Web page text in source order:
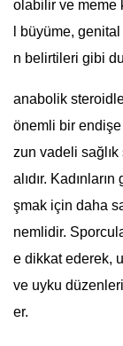
olabilir ve meme
l büyüme,
n belirtileri gibi
anabolik
önemli bir endişe
zun vadeli
alıdır.
şmak için daha
nemlidir.
e dikkat ederek,
ve uyku
er.